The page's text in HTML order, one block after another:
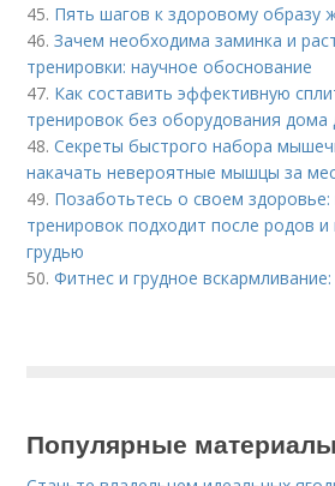
45. Пять шагов к здоровому образу
46.Зачем необходима заминка и
тренировки: научное обоснование
47. Как составить эффективную
тренировок без оборудования дома
48.Секреты быстрого набора
накачать невероятные мышцы за
49. Позаботьтесь о своем здоровье:
тренировок подходит после родов
грудью
50.Фитнес и грудное
Популярные материалы